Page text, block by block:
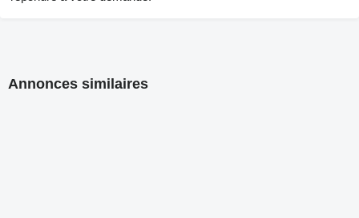
Annonces similaires